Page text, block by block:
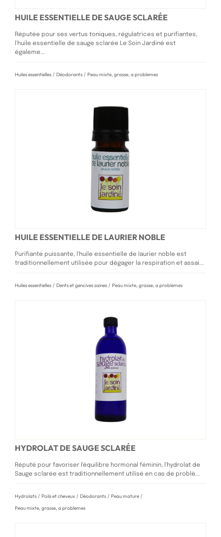
HUILE ESSENTIELLE DE SAUGE SCLARÉE
Réputée pour ses vertus toniques, régulatrices et purifiantes,
l'huile essentielle de sauge sclarée Le Soin Jardiné est
égaleme...
Huiles essentielles / Déodorants / Peau mixte, grasse, a problemes
HUILE ESSENTIELLE DE LAURIER NOBLE
Purifiante puissante, l'huile essentielle de laurier noble est
traditionnellement utilisée pour dégager la respiration et assai...
Huiles essentielles / Dents et gencives saines / Peau mixte, grasse, a problemes
HYDROLAT DE SAUGE SCLARÉE
Réputé pour favoriser l'équilibre hormonal féminin, l'hydrolat de
Sauge sclarée est traditionnellement utilisé en cas de problè...
Hydrolats / Poils et cheveux / Déodorants / Peau mature /
Peau mixte, grasse, a problemes